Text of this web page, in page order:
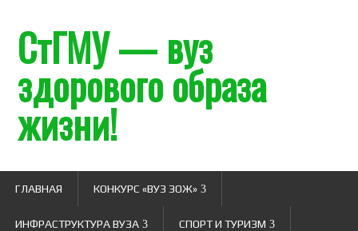
СтГМУ — вуз
здорового образа
жизни!
ГЛАВНАЯ КОНКУРС «ВУЗ ЗОЖ»
ИНФРАСТРУКТУРА ВУЗА СПОРТ И ТУРИЗМ